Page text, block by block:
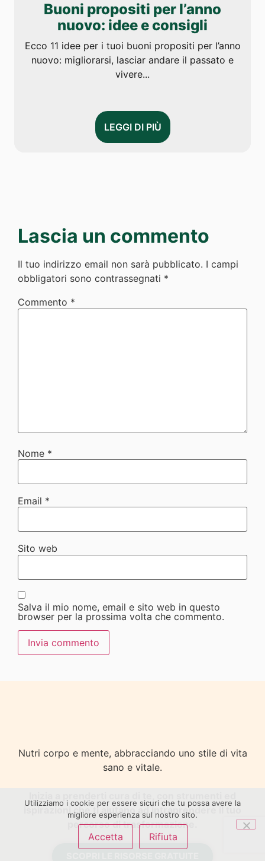
Buoni propositi per l’anno
nuovo: idee e consigli
Ecco 11 idee per i tuoi buoni propositi per l’anno
nuovo: migliorarsi, lasciar andare il passato e
vivere...
LEGGI DI PIÙ
Lascia un commento
Il tuo indirizzo email non sarà pubblicato. I campi
obbligatori sono contrassegnati *
Commento *
Nome *
Email *
Sito web
Salva il mio nome, email e sito web in questo
browser per la prossima volta che commento.
Nutri corpo e mente, abbracciando uno stile di vita
sano e vitale.
ispirazioni che ti aiutano ad intraprendere il tuo
percorso di trasformazione.
Utilizziamo i cookie per essere sicuri che tu possa avere la
migliore esperienza sul nostro sito.
Accetta Rifiuta